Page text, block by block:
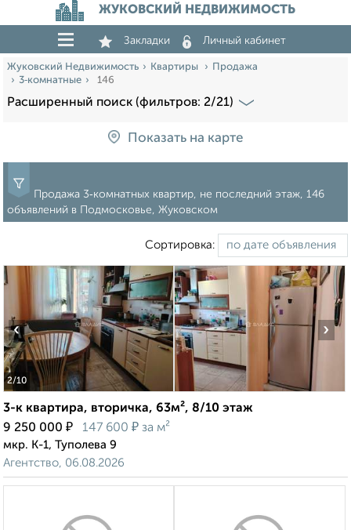
ЖУКОВСКИЙ НЕДВИЖИМОСТЬ
Закладки Личный кабинет
Жуковский Недвижимость Квартиры
Продажа
3‑комнатные
146
Расширенный поиск (фильтров: 2/21)
Показать на карте
Продажа 3‑комнатных квартир, не последний этаж, 146
объявлений в Подмосковье, Жуковском
Сортировка:
2/10
‹ ›
3-к квартира, вторичка, 63м², 8/10 этаж
9 250 000 ₽ 147 600 ₽ за м²
мкр. К-1, Туполева 9
Агентство, 06.08.2026